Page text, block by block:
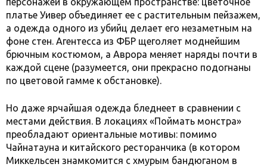
платье Уивер объединяет ее с растительным пейзажем,
а одежда одного из убийц делает его незаметным на
фоне стен. Агентесса из ФБР щеголяет моднейшим
брючным костюмом, а Аврора меняет наряды почти в
каждой сцене (разумеется, они прекрасно подогнаны
по цветовой гамме к обстановке).
Но даже ярчайшая одежда бледнеет в сравнении с
местами действия. В локациях «Поймать монстра»
преобладают ориентальные мотивы: помимо
Чайнатауна и китайского ресторанчика (в котором
Миккельсен знамкомится с хмурым бандюганом в